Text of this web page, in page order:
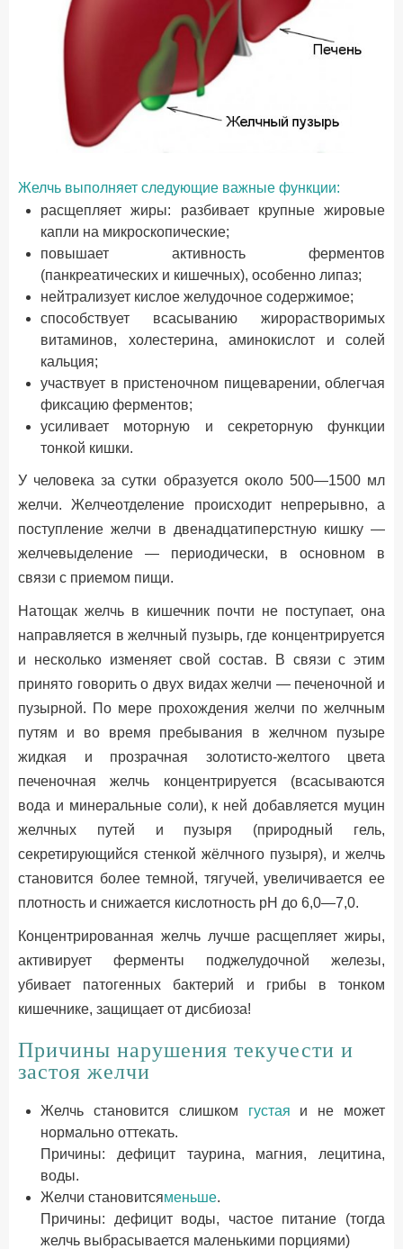
Желчь выполняет следующие важные функции:
расщепляет жиры: разбивает крупные жировые
капли на микроскопические;
повышает активность ферментов
(панкреатических и кишечных), особенно липаз;
нейтрализует кислое желудочное содержимое;
способствует всасыванию жирорастворимых
витаминов, холестерина, аминокислот и солей
кальция;
участвует в пристеночном пищеварении, облегчая
фиксацию ферментов;
усиливает моторную и секреторную функции
тонкой кишки.
У человека за сутки образуется около 500—1500 мл
желчи. Желчеотделение происходит непрерывно, а
поступление желчи в двенадцатиперстную кишку —
желчевыделение — периодически, в основном в
связи с приемом пищи.
Натощак желчь в кишечник почти не поступает, она
направляется в желчный пузырь, где концентрируется
и несколько изменяет свой состав. В связи с этим
принято говорить о двух видах желчи — печеночной и
пузырной. По мере прохождения желчи по желчным
путям и во время пребывания в желчном пузыре
жидкая и прозрачная золотисто-желтого цвета
печеночная желчь концентрируется (всасываются
вода и минеральные соли), к ней добавляется муцин
желчных путей и пузыря (природный гель,
секретирующийся стенкой жёлчного пузыря), и желчь
становится более темной, тягучей, увеличивается ее
плотность и снижается кислотность pH до 6,0—7,0.
Концентрированная желчь лучше расщепляет жиры,
активирует ферменты поджелудочной железы,
убивает патогенных бактерий и грибы в тонком
кишечнике, защищает от дисбиоза!
Причины нарушения текучести и
застоя желчи
Желчь становится слишком густая и не может
нормально оттекать.
Причины: дефицит таурина, магния, лецитина,
воды.
Желчи становитсяменьше.
Причины: дефицит воды, частое питание (тогда
желчь выбрасывается маленькими порциями)